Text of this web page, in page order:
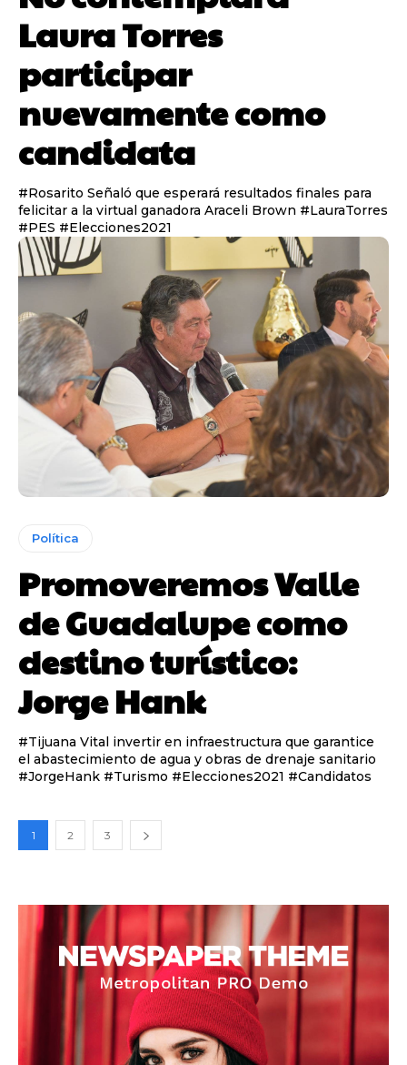
Laura Torres
participar
nuevamente como
candidata
#Rosarito Señaló que esperará resultados finales para
felicitar a la virtual ganadora Araceli Brown #LauraTorres
#PES #Elecciones2021
Política
Promoveremos Valle
de Guadalupe como
destino turístico:
Jorge Hank
#Tijuana Vital invertir en infraestructura que garantice
el abastecimiento de agua y obras de drenaje sanitario
#JorgeHank #Turismo #Elecciones2021 #Candidatos
1 2 3